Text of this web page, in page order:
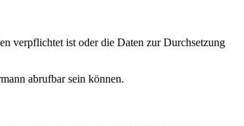
verpflichtet ist oder die Daten zur Durchsetzung
abrufbar sein können.